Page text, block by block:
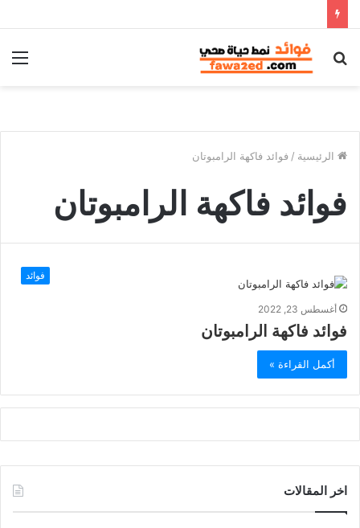
بحث
الرئيسية / فوائد فاكهة الرامبوتان
فوائد فاكهة الرامبوتان
فوائد
أغسطس 23, 2022
فوائد فاكهة الرامبوتان
أكمل القراءة »
اخر المقالات